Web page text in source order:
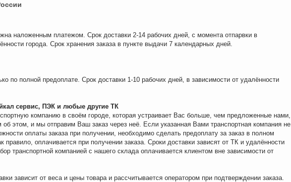
наложенным платежом. Срок доставки 2-14 рабочих дней, с момента отпарвки в
города. Срок хранения заказа в пункте выдачи 7 календарных дней.
по полной предоплате. Срок доставки 1-10 рабочих дней, в зависимости от удалённости
сервис, ПЭК и любые другие ТК
компанию в своём городе, которая устраивает Вас больше, чем предложенные нами,
об этом, и мы отправим Ваш заказ через неё. Если указанная Вами транспортная компания не
оплаты заказа при получении, необходимо сделать предоплату за заказ в полном
правило, оплачивается при получении заказа. Сроки доставки зависят от ТК и удалённости
транспортной компанией с нашего склада оплачивается клиентом вне зависимости от
зависит от веса и цены товара и рассчитывается оператором при подтверждении заказа.